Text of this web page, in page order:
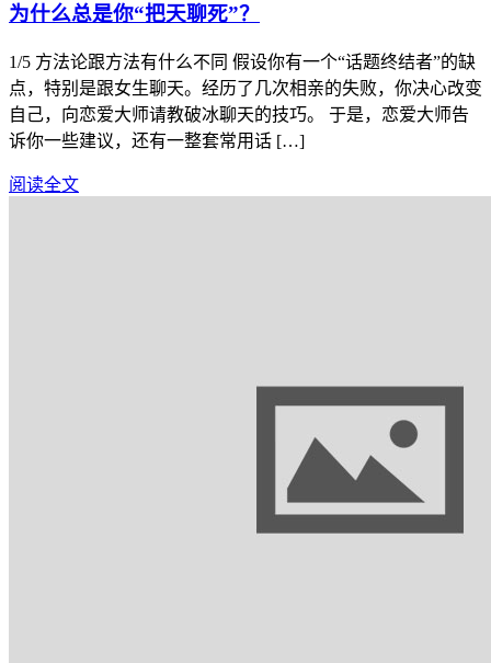
为什么总是你“把天聊死”？
1/5 方法论跟方法有什么不同 假设你有一个“话题终结者”的缺
点，特别是跟女生聊天。经历了几次相亲的失败，你决心改变
自己，向恋爱大师请教破冰聊天的技巧。 于是，恋爱大师告
诉你一些建议，还有一整套常用话 […]
阅读全文